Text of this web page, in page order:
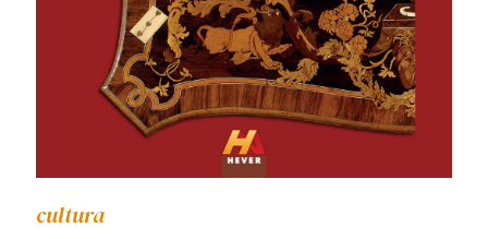
cultura